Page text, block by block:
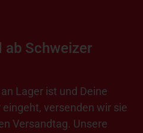
ab Schweizer
Lager ist und Deine
versenden wir sie
Versandtag. Unsere